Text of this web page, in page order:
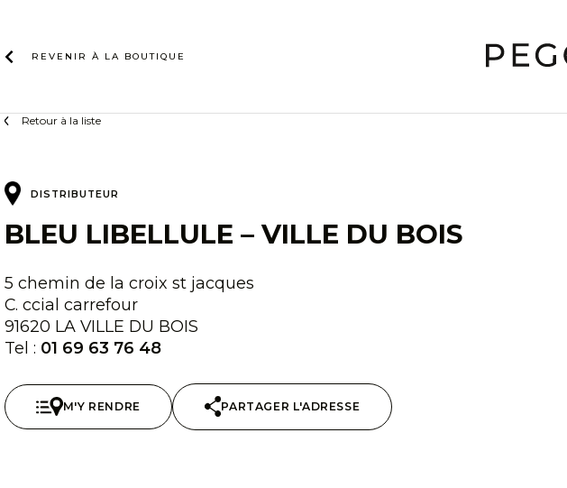
contentREVENIR À LA BOUTIQUE
Retour à la liste
DISTRIBUTEUR
BLEU LIBELLULE – VILLE DU BOIS
5 chemin de la croix st jacques
C. ccial carrefour
91620 LA VILLE DU BOIS
Tel : 01 69 63 76 48
M'Y RENDRE PARTAGER L'ADRESSE